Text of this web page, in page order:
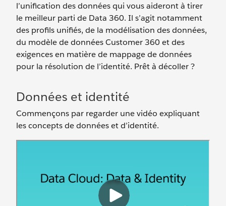
l’unification des données qui vous aideront à tirer
le meilleur parti de Data 360. Il s’agit notamment
des profils unifiés, de la modélisation des données,
du modèle de données Customer 360 et des
exigences en matière de mappage de données
pour la résolution de l’identité. Prêt à décoller ?
Données et identité
Commençons par regarder une vidéo expliquant
les concepts de données et d’identité.